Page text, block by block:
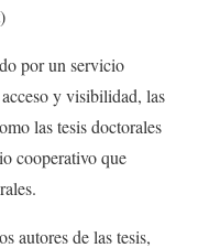
por un servicio
y visibilidad, las
las tesis doctorales
cooperativo que
autores de las tesis,